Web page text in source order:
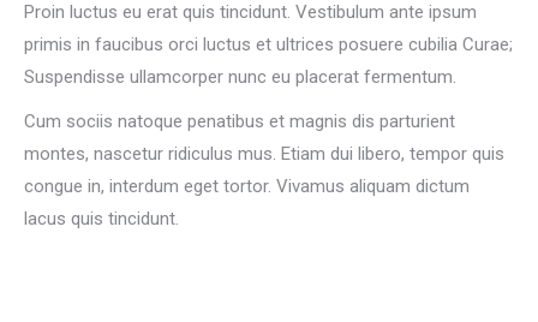
Proin luctus eu erat quis tincidunt. Vestibulum ante ipsum
primis in faucibus orci luctus et ultrices posuere cubilia Curae;
Suspendisse ullamcorper nunc eu placerat fermentum.
Cum sociis natoque penatibus et magnis dis parturient
montes, nascetur ridiculus mus. Etiam dui libero, tempor quis
congue in, interdum eget tortor. Vivamus aliquam dictum
lacus quis tincidunt.